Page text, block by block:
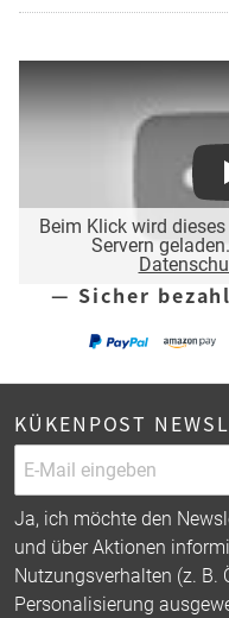
Beim Klick wird
Servern
— Sicher
KÜKENPOST
Ja, ich möchte den
und über Aktionen
Nutzungsverhalten (z. B.
Personalisierung